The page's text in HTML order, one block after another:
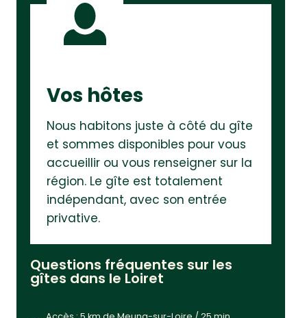
Vos hôtes
Nous habitons juste à côté du gîte
et sommes disponibles pour vous
accueillir ou vous renseigner sur la
région. Le gîte est totalement
indépendant, avec son entrée
privative.
Questions fréquentes sur les
gîtes dans le Loiret